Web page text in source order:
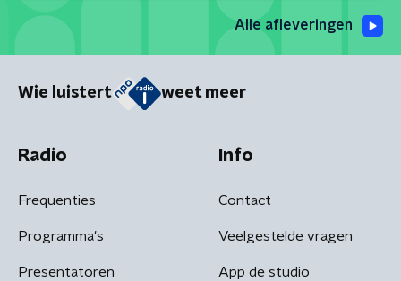
Alle afleveringen
Wie luistert weet meer
Radio
Frequenties
Programma's
Presentatoren
Info
Contact
Veelgestelde vragen
App de studio